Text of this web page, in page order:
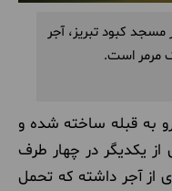
کبود تبریز، آجر
مرمر است.
به قبله ساخته شده و
با فاصله 12 متری از یکدیگر در چهار طرف
از آجر داشته که تحمل